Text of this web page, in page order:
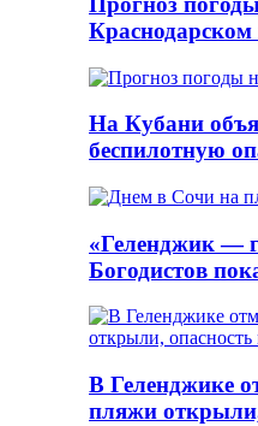
Краснодарском
На Кубани
беспилотную
«Геленджик —
Богодистов
В Геленджике
пляжи